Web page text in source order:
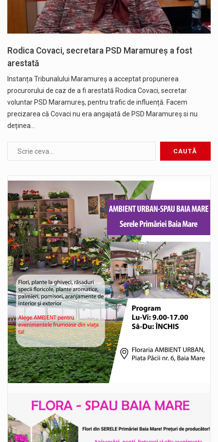
Rodica Covaci, secretara PSD Maramureș a fost
arestată
Instanța Tribunalului Maramureș a acceptat propunerea
procurorului de caz de a fi arestată Rodica Covaci, secretar
voluntar PSD Maramureș, pentru trafic de influență. Facem
precizarea că Covaci nu era angajată de PSD Maramureș si nu
deținea…